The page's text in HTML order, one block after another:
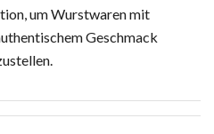
um Wurstwaren mit
Geschmack